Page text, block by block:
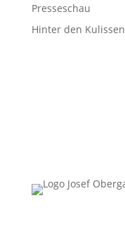
Presseschau
Hinter den Kulissen